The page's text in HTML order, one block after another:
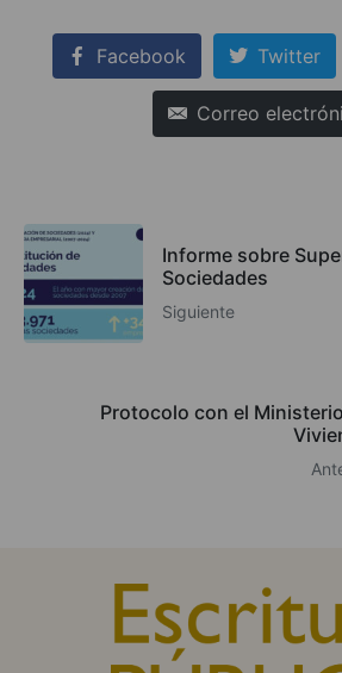
Facebook Twitter
Correo
Informe sobre
Sociedades
Siguiente
Protocolo con el